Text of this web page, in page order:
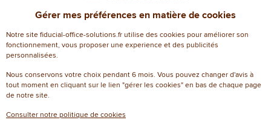
97% satisfaction
par nos clients
Livraison offerte
dès 50€ d’achat
Gérer mes préférences en matière de cookies
Notre site fiducial-office-solutions.fr utilise des cookies pour améliorer son
fonctionnement, vous proposer une experience et des publicités
personnalisées.
Nous conservons votre choix pendant 6 mois. Vous pouvez changer d'avis à
tout moment en cliquant sur le lien "gérer les cookies" en bas de chaque page
de notre site.
Consulter notre politique de cookies